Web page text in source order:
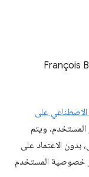
François
الاصطناعي على
المستخدم. ويتم
بدون الاعتماد على
خصوصية المستخدم